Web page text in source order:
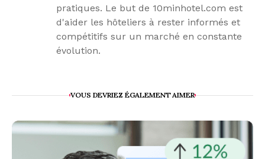
pratiques. Le but de 10minhotel.com est
d'aider les hôteliers à rester informés et
compétitifs sur un marché en constante
évolution.
VOUS DEVRIEZ ÉGALEMENT AIMER